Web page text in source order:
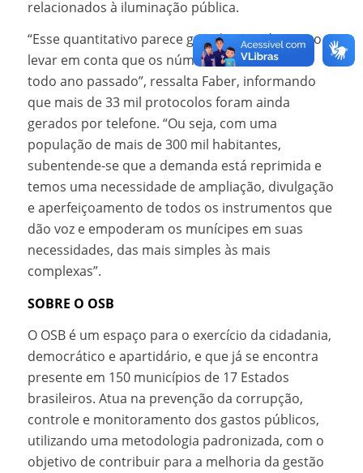
relacionados à iluminação pública.
“Esse quantitativo parece grande, mas é preciso
levar em conta que os números são relativos a
todo ano passado”, ressalta Faber, informando
que mais de 33 mil protocolos foram ainda
gerados por telefone. “Ou seja, com uma
população de mais de 300 mil habitantes,
subentende-se que a demanda está reprimida e
temos uma necessidade de ampliação, divulgação
e aperfeiçoamento de todos os instrumentos que
dão voz e empoderam os munícipes em suas
necessidades, das mais simples às mais
complexas”.
SOBRE O OSB
O OSB é um espaço para o exercício da cidadania,
democrático e apartidário, e que já se encontra
presente em 150 municípios de 17 Estados
brasileiros. Atua na prevenção da corrupção,
controle e monitoramento dos gastos públicos,
utilizando uma metodologia padronizada, com o
objetivo de contribuir para a melhoria da gestão